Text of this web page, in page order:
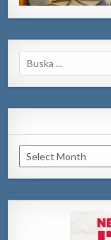
Search
for:
Archivo